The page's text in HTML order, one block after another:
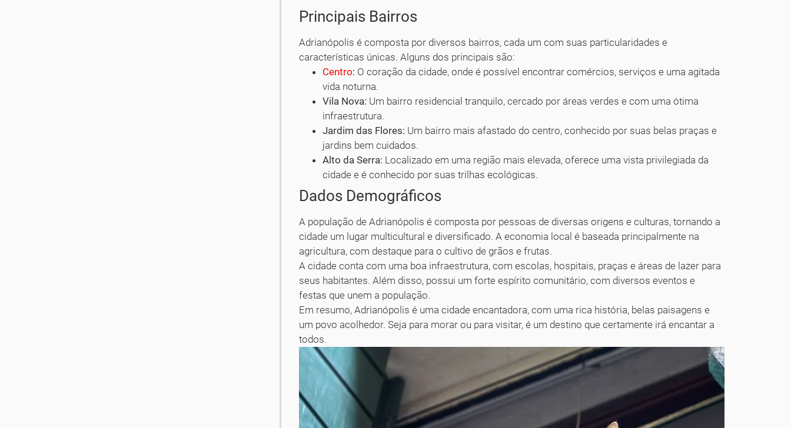
Principais Bairros
Adrianópolis é composta por diversos bairros, cada um com suas particularidades e
características únicas. Alguns dos principais são:
Centro: O coração da cidade, onde é possível encontrar comércios, serviços e uma agitada
vida noturna.
Vila Nova: Um bairro residencial tranquilo, cercado por áreas verdes e com uma ótima
infraestrutura.
Jardim das Flores: Um bairro mais afastado do centro, conhecido por suas belas praças e
jardins bem cuidados.
Alto da Serra: Localizado em uma região mais elevada, oferece uma vista privilegiada da
cidade e é conhecido por suas trilhas ecológicas.
Dados Demográficos
A população de Adrianópolis é composta por pessoas de diversas origens e culturas, tornando a
cidade um lugar multicultural e diversificado. A economia local é baseada principalmente na
agricultura, com destaque para o cultivo de grãos e frutas.
A cidade conta com uma boa infraestrutura, com escolas, hospitais, praças e áreas de lazer para
seus habitantes. Além disso, possui um forte espírito comunitário, com diversos eventos e
festas que unem a população.
Em resumo, Adrianópolis é uma cidade encantadora, com uma rica história, belas paisagens e
um povo acolhedor. Seja para morar ou para visitar, é um destino que certamente irá encantar a
todos.